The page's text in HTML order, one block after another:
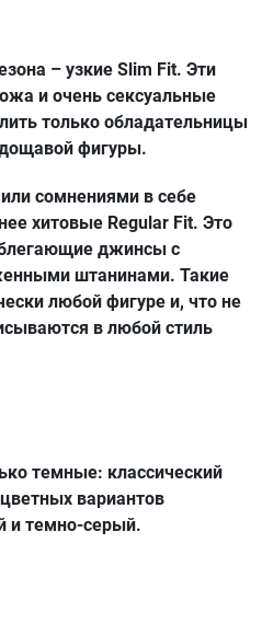
– узкие Slim Fit. Эти
и очень сексуальные
только обладательницы
фигуры.
сомнениями в себе
хитовые Regular Fit. Это
джинсы с
штанинами. Такие
любой фигуре и, что не
в любой стиль
темные: классический
вариантов
и темно-серый.